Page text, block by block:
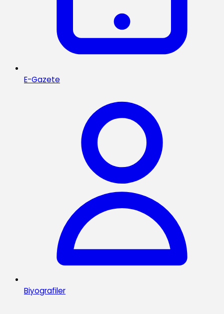
E-Gazete
Biyografiler